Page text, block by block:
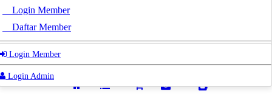
Login Member
Daftar Member
Login Admin
Selamat siang,
Login Member
Login Admin